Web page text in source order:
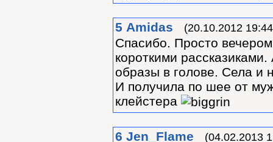
5 Amidas (20.10.2012
Спасибо. Просто
короткими
образы в голове. Села и
И получила по шее от
клейстера
6 Jen_Flame (04.02.2013